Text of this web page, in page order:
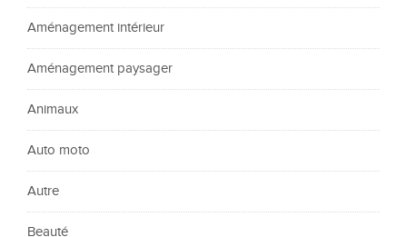
Aménagement intérieur
Aménagement paysager
Animaux
Auto moto
Autre
Beauté